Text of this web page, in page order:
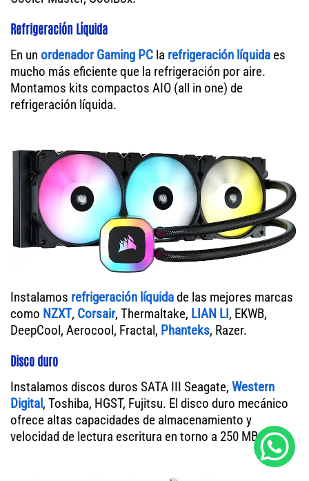
Refrigeración Líquida
En un ordenador Gaming PC la refrigeración líquida es
mucho más eficiente que la refrigeración por aire.
Montamos kits compactos AIO (all in one) de
refrigeración líquida.
Instalamos refrigeración líquidade las mejores marcas
como NZXT, Corsair, Thermaltake, LIAN LI, EKWB,
DeepCool, Aerocool, Fractal, Phanteks, Razer.
Disco duro
Instalamos discos duros SATA III Seagate, Western
Digital, Toshiba, HGST, Fujitsu. El disco duro mecánico
ofrece altas capacidades de almacenamiento y
velocidad de lectura escritura en torno a 250 MB/s.